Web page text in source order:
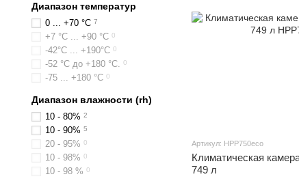
Артикул: HPP750eco
Климатическая
749 л
Диапазон температур
0 ... +70 °C 7
+7 °С ... +90 °С 0
-42°C ... +190°C 0
-52 °C до +180 °C. 0
-75 ... +180 °C 0
Диапазон влажности (rh)
10 - 80% 2
10 - 90% 5
20 - 95% 0
10 - 98% 0
10 - 98 % 0